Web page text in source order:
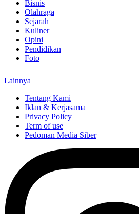
Bisnis
Olahraga
Sejarah
Kuliner
Opini
Pendidikan
Foto
Lainnya
Tentang Kami
Iklan & Kerjasama
Privacy Policy
Term of use
Pedoman Media Siber